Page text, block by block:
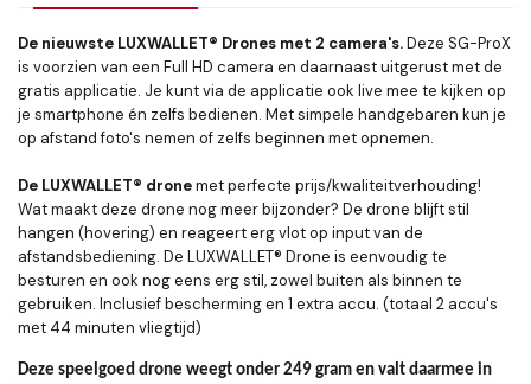
De nieuwste LUXWALLET® Drones met 2 camera's.Deze SG-ProX
is voorzien van een Full HD camera en daarnaast uitgerust met de
gratis applicatie. Je kunt via de applicatie ook live mee te kijken op
je smartphone én zelfs bedienen. Met simpele handgebaren kun je
op afstand foto's nemen of zelfs beginnen met opnemen.
De LUXWALLET® dronemet perfecte prijs/kwaliteitverhouding!
Wat maakt deze drone nog meer bijzonder? De drone blijft stil
hangen (hovering) en reageert erg vlot op input van de
afstandsbediening. De LUXWALLET® Drone is eenvoudig te
besturen en ook nog eens erg stil, zowel buiten als binnen te
gebruiken. Inclusief bescherming en 1 extra accu. (totaal 2 accu's
met 44 minuten vliegtijd)
Deze speelgoed drone weegt onder 249 gram en valt daarmee in